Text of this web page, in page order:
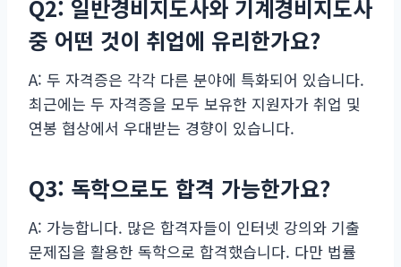
Q2: 일반경비지도사와 기계경비지도사
중 어떤 것이 취업에 유리한가요?
A: 두 자격증은 각각 다른 분야에 특화되어 있습니다.
최근에는 두 자격증을 모두 보유한 지원자가 취업 및
연봉 협상에서 우대받는 경향이 있습니다.
Q3: 독학으로도 합격 가능한가요?
A: 가능합니다. 많은 합격자들이 인터넷 강의와 기출
문제집을 활용한 독학으로 합격했습니다. 다만 법률